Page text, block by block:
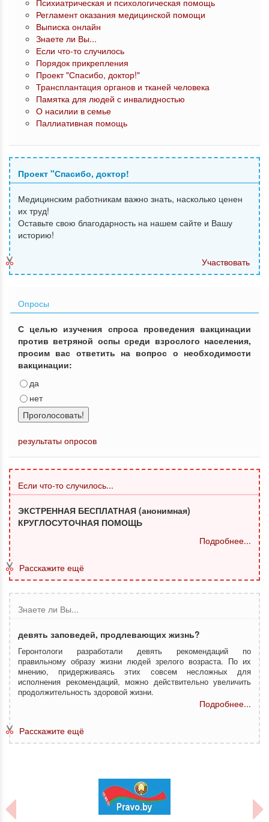
Регламент оказания медицинской помощи
Выписка онлайн
Знаете ли Вы...
Если что-то случилось
Порядок прикрепления
Проект "Спасибо, доктор!"
Трансплантация органов и тканей человека
Памятка для людей с инвалидностью
О насилии в семье
Паллиативная помощь
Проект "Спасибо, доктор!
Медицинским работникам важно знать, насколько ценен
их труд!
Оставьте свою благодарность на нашем сайте и Вашу
историю!
Участвовать
Опросы
С целью изучения спроса проведения вакцинации
против ветряной оспы среди взрослого населения,
просим вас ответить на вопрос о необходимости
вакцинации:
да
нет
Проголосовать!
результаты опросов
Если что-то случилось...
ЭКСТРЕННАЯ БЕСПЛАТНАЯ (анонимная)
КРУГЛОСУТОЧНАЯ ПОМОЩЬ
Подробнее...
Расскажите ещё
Знаете ли Вы...
девять заповедей, продлевающих жизнь?
Геронтологи разработали девять рекомендаций по
правильному образу жизни людей зрелого возраста. По их
мнению, придерживаясь этих совсем несложных для
исполнения рекомендаций, можно действительно увеличить
продолжительность здоровой жизни.
Подробнее...
Расскажите ещё